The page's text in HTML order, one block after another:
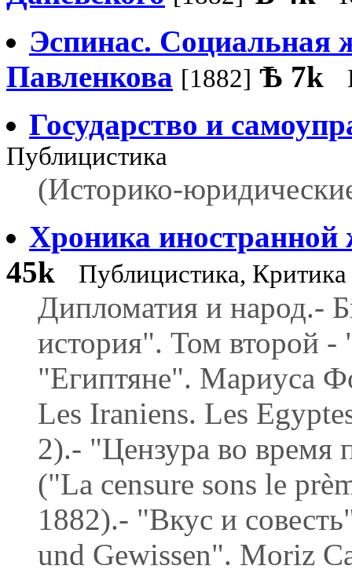
Эспинас. Социальная
Павленкова [1882] Ѣ 7k
Государство и
Публицистика
(Историко-
Хроника иностранной
45k
Публицистика, Критика
Дипломатия и народ.-
история". Том второй
"Египтяне". Мариуса
Les Iraniens. Les
2).- "Цензура во время
("La censure sons le
1882).- "Вкус и
und Gewissen". Moriz